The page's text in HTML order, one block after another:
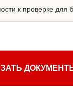
к проверке для